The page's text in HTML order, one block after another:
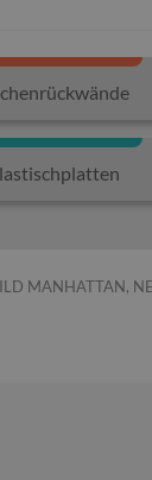
MANHATTAN,